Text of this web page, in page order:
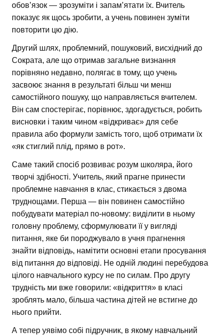
обов’язок — зрозуміти і запам’ятати їх. Вчитель
показує як щось зробити, а учень повинен зуміти
повторити цю дію.
Другий шлях, проблемний, пошуковий, висхідний до
Сократа, але що отримав загальне визнання
порівняно недавно, полягає в тому, що учень
засвоює знання в результаті більш чи менш
самостійного пошуку, що направляється вчителем.
Він сам спостерігає, порівнює, здогадується, робить
висновки і таким чином «відкриває» для себе
правила або формули замість того, щоб отримати їх
«як стиглий плід, прямо в рот».
Саме такий спосіб розвиває розум школяра, його
творчі здібності. Учитель, який прагне принести
проблемне навчання в клас, стикається з двома
труднощами. Перша — він повинен самостійно
побудувати матеріал по-новому: виділити в ньому
головну проблему, сформулювати її у вигляді
питання, яке би породжувало в учня прагнення
знайти відповідь, намітити основні етапи просування
від питання до відповіді. Не одній людині перебудова
цілого навчального курсу не по силам. Про другу
трудність ми вже говорили: «відкриття» в класі
зроблять мало, більша частина дітей не встигне до
нього прийти.
А тепер уявімо собі підручник, в якому навчальний